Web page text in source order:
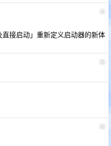
4
接启动」重新定义启动器的新体
5
6